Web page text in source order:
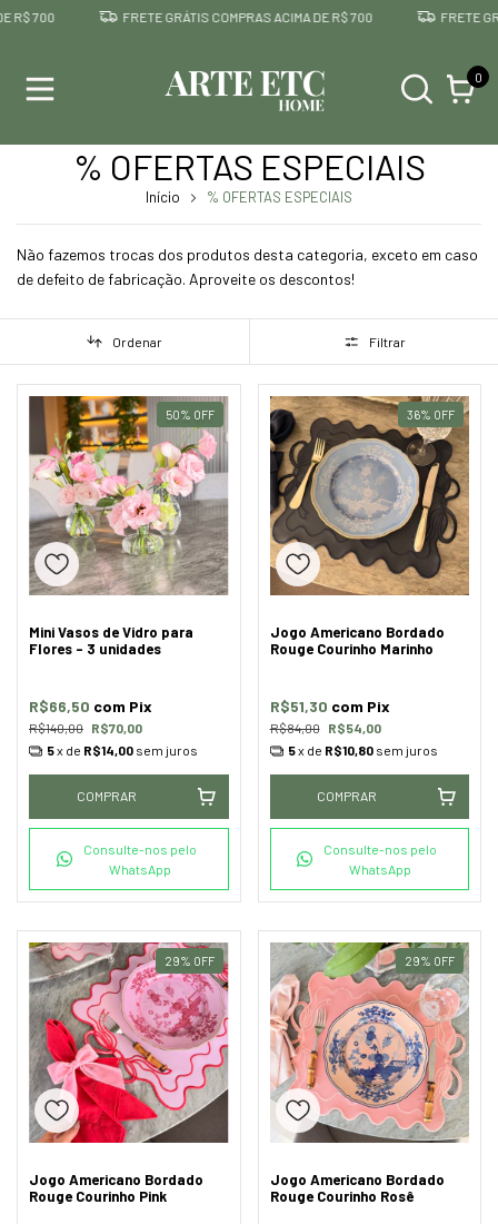
FRETE GRÁTIS COMPRAS ACIMA DE R$ 700 FRETE GRÁTIS
0
% OFERTAS ESPECIAIS
Início % OFERTAS ESPECIAIS
Não fazemos trocas dos produtos desta categoria, exceto em caso
de defeito de fabricação. Aproveite os descontos!
Ordenar Filtrar
50% OFF
Mini Vasos de Vidro para
Flores - 3 unidades
R$140,00 R$70,00
R$66,50 com Pix
5x de R$14,00 sem juros
COMPRAR
Consulte-nos pelo
WhatsApp
36% OFF
Jogo Americano Bordado
Rouge Courinho Marinho
R$84,00 R$54,00
R$51,30 com Pix
5x de R$10,80 sem juros
COMPRAR
Consulte-nos pelo
WhatsApp
29% OFF
Jogo Americano Bordado
Rouge Courinho Pink
29% OFF
Jogo Americano Bordado
Rouge Courinho Rosê